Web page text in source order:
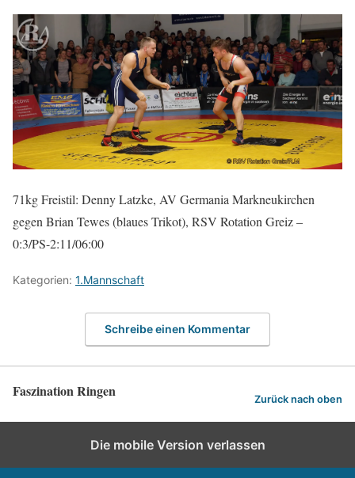
71kg Freistil: Denny Latzke, AV Germania Markneukirchen
gegen Brian Tewes (blaues Trikot), RSV Rotation Greiz –
0:3/PS-2:11/06:00
Kategorien: 1.Mannschaft
Schreibe einen Kommentar
Faszination Ringen Zurück nach oben
Die mobile Version verlassen